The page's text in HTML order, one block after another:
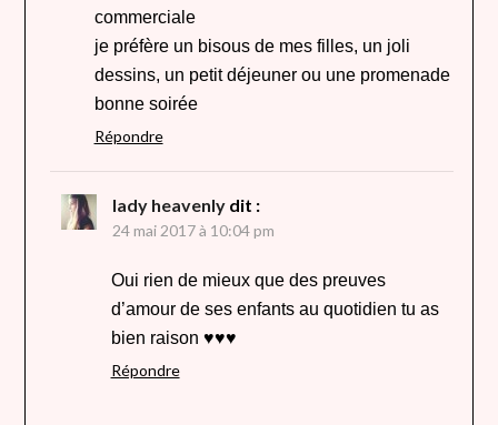
commerciale
je préfère un bisous de mes filles, un joli
dessins, un petit déjeuner ou une promenade
bonne soirée
Répondre
lady heavenly dit :
24 mai 2017 à 10:04 pm
Oui rien de mieux que des preuves
d’amour de ses enfants au quotidien tu as
bien raison ♥♥♥
Répondre